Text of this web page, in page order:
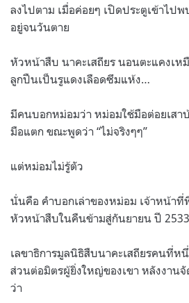
ลงไปตาม เมื่อค่อยๆ เปิดประตูเข้าไป
อยู่จนวันตาย
หัวหน้าสืบ นาคะเสถียร นอนตะแคงเ
ลูกปืนเป็นรูแดงเลือดซึมแห้ง…
มีคนบอกหม่อมว่า หม่อมใช้มือต่อยเสา
มือแตก ขณะพูดว่า “ไม่จริงๆๆ”
แต่หม่อมไม่รู้ตัว
นั่นคือ คำบอกเล่าของหม่อม เจ้าหน้า
หัวหน้าสืบในคืนข้ามสู่กันยายน ปี
เลขาธิการมูลนิธิสืบนาคะเสถียรคนที่ห
ส่วนต่อมิตรผู้ยิ่งใหญ่ของเขา หลังงาน
ว่า